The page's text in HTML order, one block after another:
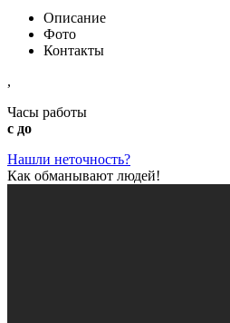
Описание
Фото
Контакты
,
Часы работы
с до
Нашли неточность?
Как обманывают людей!